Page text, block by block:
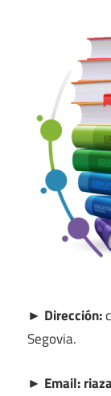
► Dirección:
Segovia.
► Email: